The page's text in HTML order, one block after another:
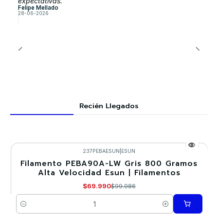
Felipe Mellado
28-06-2026
Recién Llegados
-30%
237PEBAESUN ESUN
Filamento PEBA90A-LW Gris 800 Gramos
Alta Velocidad Esun | Filamentos
$69.990$99.986
Cantidad